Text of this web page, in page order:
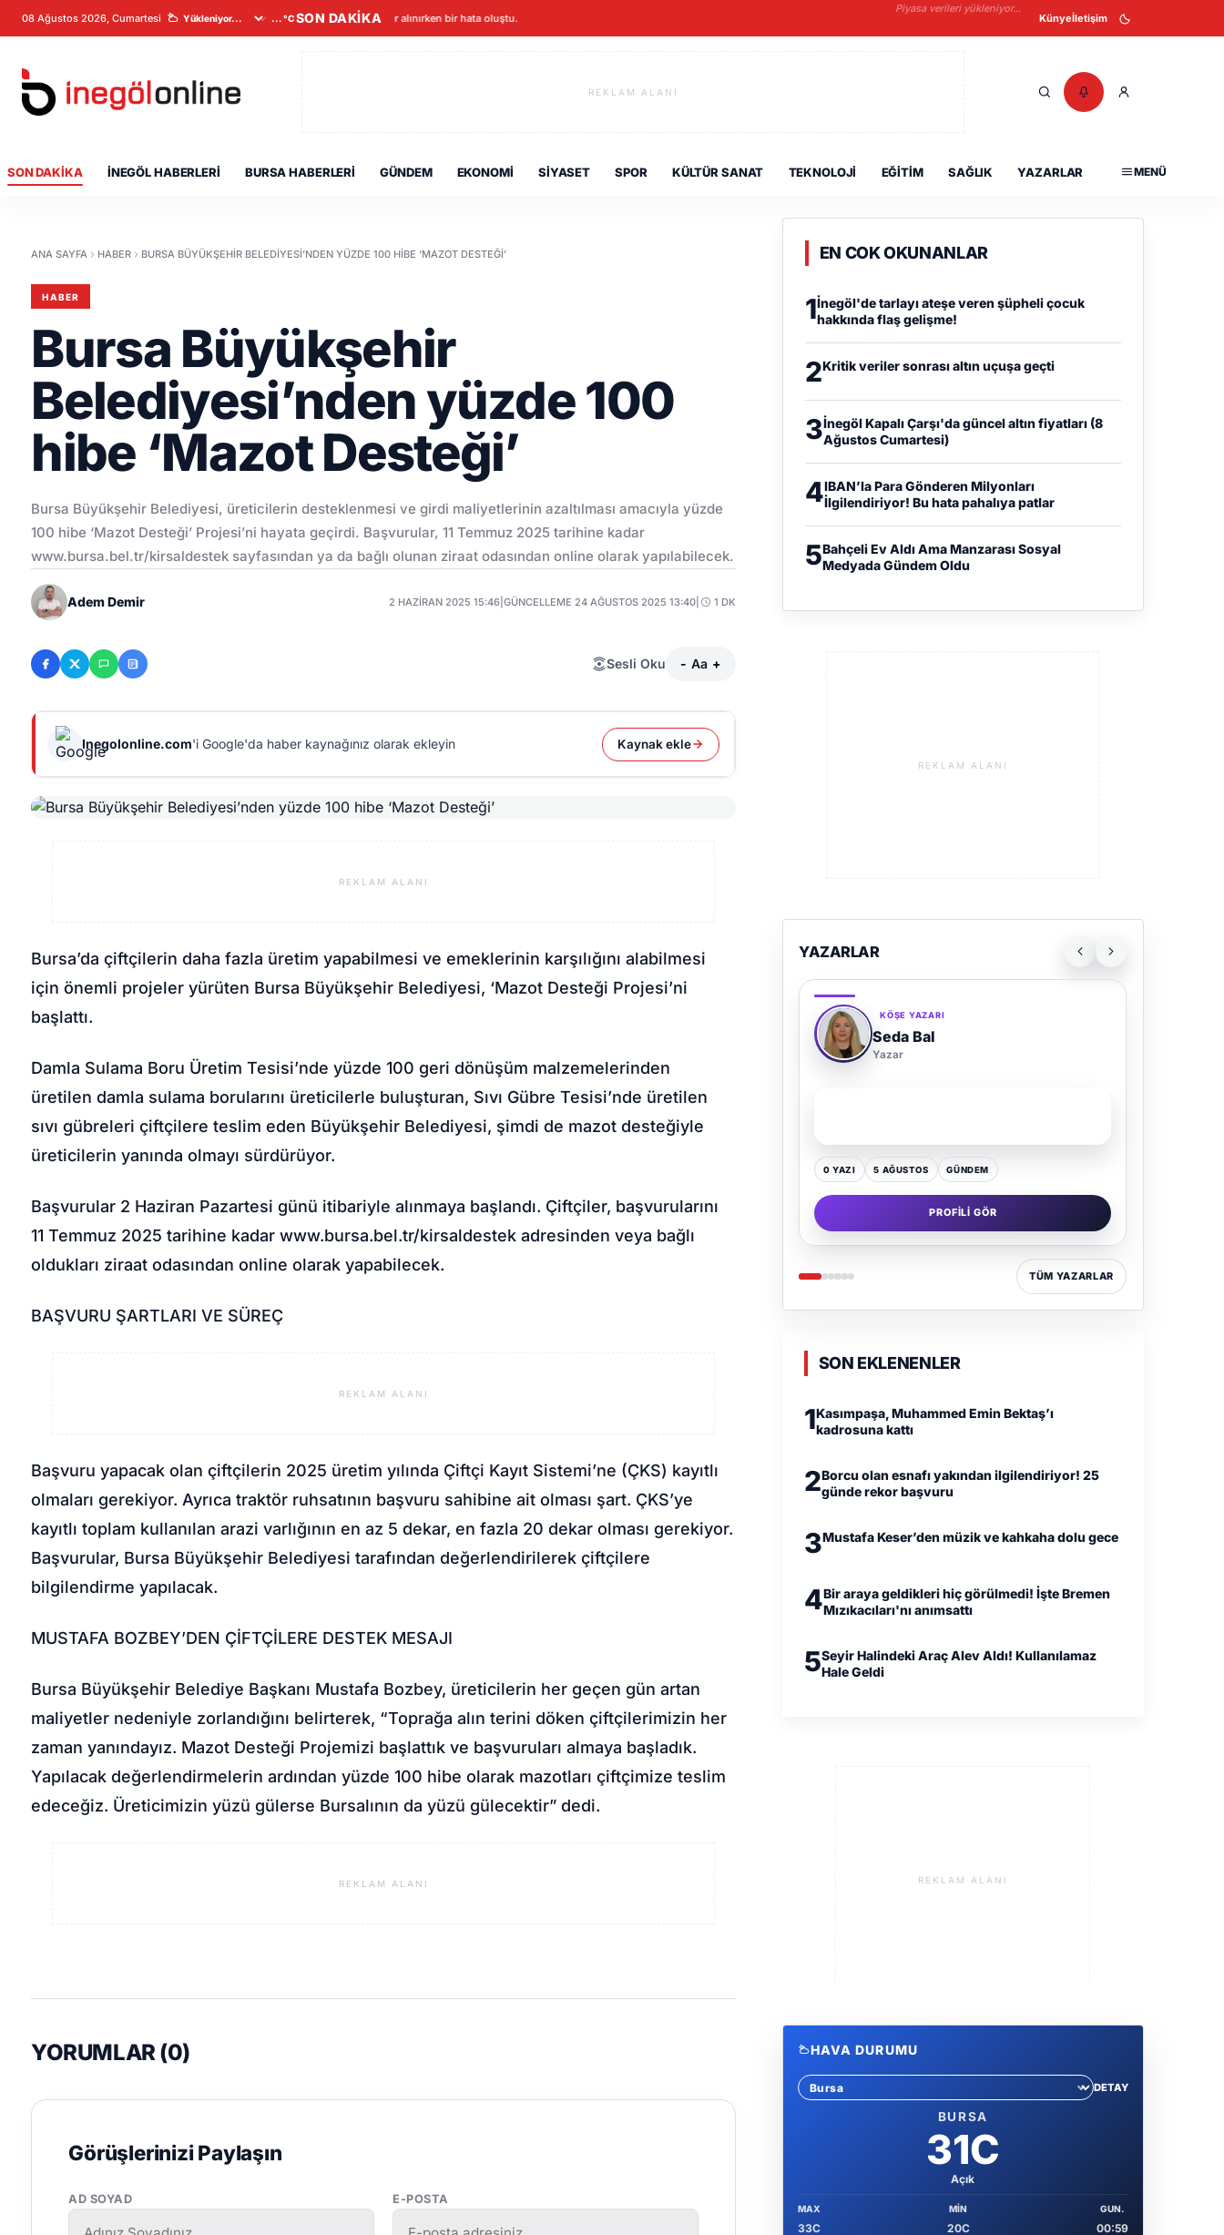
08 Ağustos 2026, Cumartesi ...°CSON DAKİKAVeriler alınırken bir hata oluştu.
Piyasa verileri yükleniyor...
Künyeİletişim
REKLAM ALANI
SON DAKIKA İNEGÖL HABERLERI BURSA HABERLERI GÜNDEM EKONOMI SIYASET SPOR KÜLTÜR SANAT TEKNOLOJI EĞITIM SAĞLIK YAZARLAR MENÜ
ANA SAYFA HABER BURSA BÜYÜKŞEHIR BELEDIYESI’NDEN YÜZDE 100 HIBE ‘MAZOT DESTEĞI’
HABER
Bursa Büyükşehir
Belediyesi’nden yüzde 100
hibe ‘Mazot Desteği’
Bursa Büyükşehir Belediyesi, üreticilerin desteklenmesi ve girdi maliyetlerinin azaltılması amacıyla yüzde
100 hibe ‘Mazot Desteği’ Projesi’ni hayata geçirdi. Başvurular, 11 Temmuz 2025 tarihine kadar
www.bursa.bel.tr/kirsaldestek sayfasından ya da bağlı olunan ziraat odasından online olarak yapılabilecek.
Adem Demir 2 HAZIRAN 2025 15:46 |GÜNCELLEME 24 AĞUSTOS 2025 13:40 1 DK
Sesli Oku - Aa +
Inegolonline.com'i Google'da haber kaynağınız olarak ekleyin Kaynak ekle
REKLAM ALANI
Bursa’da çiftçilerin daha fazla üretim yapabilmesi ve emeklerinin karşılığını alabilmesi
için önemli projeler yürüten Bursa Büyükşehir Belediyesi, ‘Mazot Desteği Projesi’ni
başlattı.
Damla Sulama Boru Üretim Tesisi’nde yüzde 100 geri dönüşüm malzemelerinden
üretilen damla sulama borularını üreticilerle buluşturan, Sıvı Gübre Tesisi’nde üretilen
sıvı gübreleri çiftçilere teslim eden Büyükşehir Belediyesi, şimdi de mazot desteğiyle
üreticilerin yanında olmayı sürdürüyor.
Başvurular 2 Haziran Pazartesi günü itibariyle alınmaya başlandı. Çiftçiler, başvurularını
11 Temmuz 2025 tarihine kadar www.bursa.bel.tr/kirsaldestek adresinden veya bağlı
oldukları ziraat odasından online olarak yapabilecek.
BAŞVURU ŞARTLARI VE SÜREÇ
REKLAM ALANI
Başvuru yapacak olan çiftçilerin 2025 üretim yılında Çiftçi Kayıt Sistemi’ne (ÇKS) kayıtlı
olmaları gerekiyor. Ayrıca traktör ruhsatının başvuru sahibine ait olması şart. ÇKS’ye
kayıtlı toplam kullanılan arazi varlığının en az 5 dekar, en fazla 20 dekar olması gerekiyor.
Başvurular, Bursa Büyükşehir Belediyesi tarafından değerlendirilerek çiftçilere
bilgilendirme yapılacak.
MUSTAFA BOZBEY’DEN ÇİFTÇİLERE DESTEK MESAJI
Bursa Büyükşehir Belediye Başkanı Mustafa Bozbey, üreticilerin her geçen gün artan
maliyetler nedeniyle zorlandığını belirterek, “Toprağa alın terini döken çiftçilerimizin her
zaman yanındayız. Mazot Desteği Projemizi başlattık ve başvuruları almaya başladık.
Yapılacak değerlendirmelerin ardından yüzde 100 hibe olarak mazotları çiftçimize teslim
edeceğiz. Üreticimizin yüzü gülerse Bursalının da yüzü gülecektir” dedi.
REKLAM ALANI
YORUMLAR (0)
Görüşlerinizi Paylaşın
AD SOYAD E-POSTA
EN COK OKUNANLAR
1İnegöl'de tarlayı ateşe veren şüpheli çocuk
hakkında flaş gelişme!
2Kritik veriler sonrası altın uçuşa geçti
3İnegöl Kapalı Çarşı'da güncel altın fiyatları (8
Ağustos Cumartesi)
4IBAN’la Para Gönderen Milyonları
İlgilendiriyor! Bu hata pahalıya patlar
5Bahçeli Ev Aldı Ama Manzarası Sosyal
Medyada Gündem Oldu
REKLAM ALANI
YAZARLAR
KÖŞE YAZARI
Seda Bal
Yazar
0 YAZI 5 AĞUSTOS GÜNDEM
PROFILI GÖR
TÜM YAZARLAR
SON EKLENENLER
1Kasımpaşa, Muhammed Emin Bektaş’ı
kadrosuna kattı
2Borcu olan esnafı yakından ilgilendiriyor! 25
günde rekor başvuru
3Mustafa Keser’den müzik ve kahkaha dolu gece
4Bir araya geldikleri hiç görülmedi! İşte Bremen
Mızıkacıları'nı anımsattı
5Seyir Halindeki Araç Alev Aldı! Kullanılamaz
Hale Geldi
REKLAM ALANI
HAVA DURUMU
Sehir sec
DETAY
BURSA
31C
Açık
MAX
33C
MIN
20C
GUN.
00:59